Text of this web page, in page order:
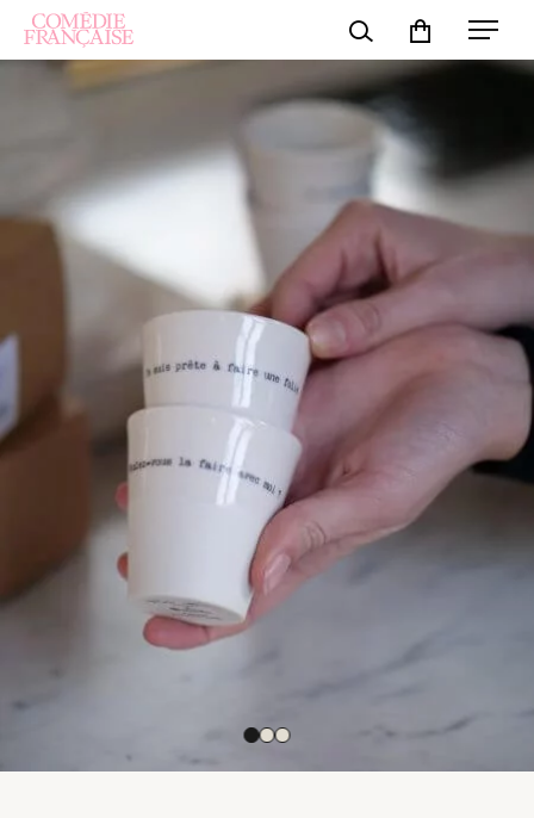
Rechercher Mon compte
Les feux de
la Ruche
La Comédie-
La Comédie
s'habille
Housses en
scène
Panneau de gestion des cookies